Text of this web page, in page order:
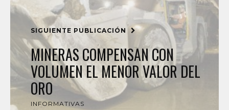
SIGUIENTE PUBLICACIÓN
MINERAS COMPENSAN CON
VOLUMEN EL MENOR VALOR DEL
ORO
INFORMATIVAS